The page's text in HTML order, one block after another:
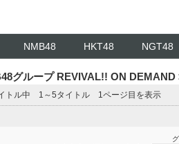
NMB48 HKT48 NGT48
グループ REVIVAL!! ON DEMAND
トル中 1～5タイトル 1ページ目を表示